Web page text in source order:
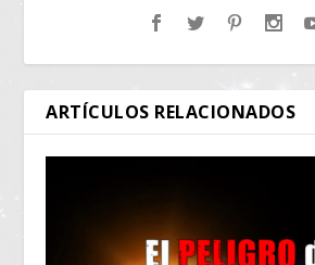
ARTÍCULOS RELACIONADOS